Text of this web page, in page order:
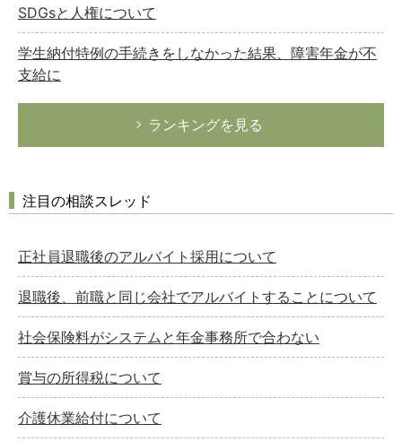
SDGsと人権について
学生納付特例の手続きをしなかった結果、障害年金が不
支給に
ランキングを見る
注目の相談スレッド
正社員退職後のアルバイト採用について
退職後、前職と同じ会社でアルバイトすることについて
社会保険料がシステムと年金事務所で合わない
賞与の所得税について
介護休業給付について